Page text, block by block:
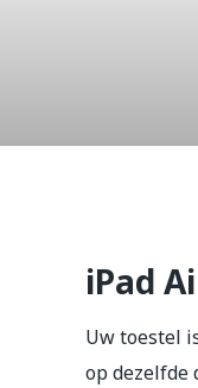
iPad
Uw toestel
op dezelfde